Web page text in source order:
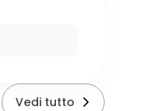
Vedi tutto